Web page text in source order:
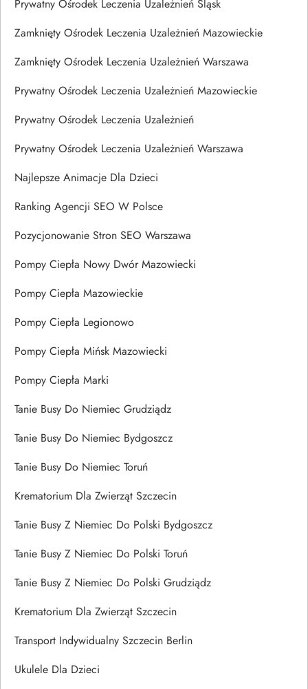
Prywatny Ośrodek Leczenia Uzależnień Śląsk
Zamknięty Ośrodek Leczenia Uzależnień Mazowieckie
Zamknięty Ośrodek Leczenia Uzależnień Warszawa
Prywatny Ośrodek Leczenia Uzależnień Mazowieckie
Prywatny Ośrodek Leczenia Uzależnień
Prywatny Ośrodek Leczenia Uzależnień Warszawa
Najlepsze Animacje Dla Dzieci
Ranking Agencji SEO W Polsce
Pozycjonowanie Stron SEO Warszawa
Pompy Ciepła Nowy Dwór Mazowiecki
Pompy Ciepła Mazowieckie
Pompy Ciepła Legionowo
Pompy Ciepła Mińsk Mazowiecki
Pompy Ciepła Marki
Tanie Busy Do Niemiec Grudziądz
Tanie Busy Do Niemiec Bydgoszcz
Tanie Busy Do Niemiec Toruń
Krematorium Dla Zwierząt Szczecin
Tanie Busy Z Niemiec Do Polski Bydgoszcz
Tanie Busy Z Niemiec Do Polski Toruń
Tanie Busy Z Niemiec Do Polski Grudziądz
Krematorium Dla Zwierząt Szczecin
Transport Indywidualny Szczecin Berlin
Ukulele Dla Dzieci